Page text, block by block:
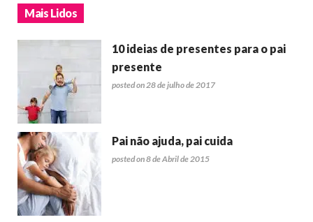
Mais Lidos
10 ideias de presentes para o pai
presente
posted on 28 de julho de 2017
Pai não ajuda, pai cuida
posted on 8 de Abril de 2015